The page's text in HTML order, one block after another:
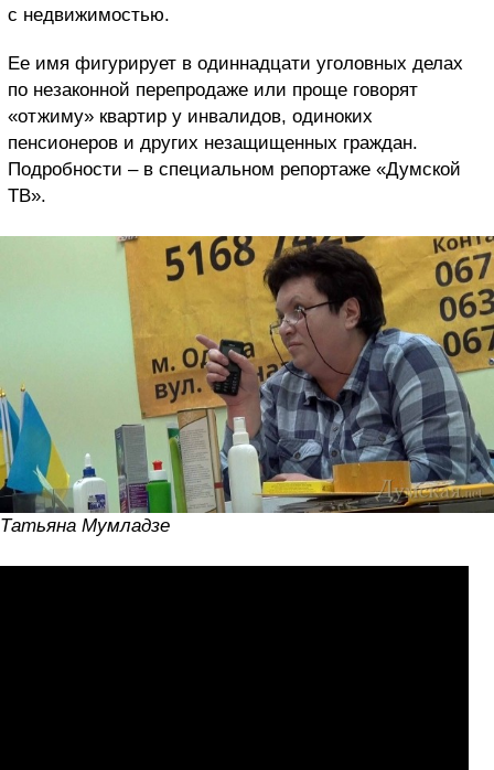
с недвижимостью.
Ее имя фигурирует в одиннадцати уголовных делах
по незаконной перепродаже или проще говорят
«отжиму» квартир у инвалидов, одиноких
пенсионеров и других незащищенных граждан.
Подробности – в специальном репортаже «Думской
ТВ».
Татьяна Мумладзе